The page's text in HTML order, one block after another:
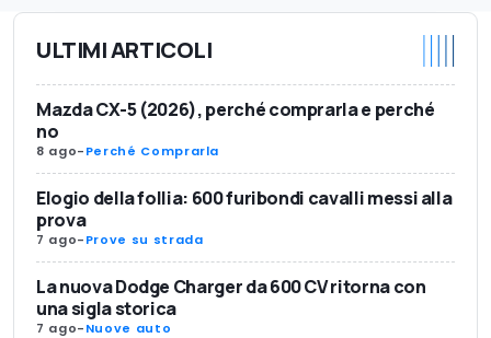
ULTIMI ARTICOLI
Mazda CX-5 (2026), perché comprarla e perché
no
8 ago-Perché Comprarla
Elogio della follia: 600 furibondi cavalli messi alla
prova
7 ago-Prove su strada
La nuova Dodge Charger da 600 CV ritorna con
una sigla storica
7 ago-Nuove auto